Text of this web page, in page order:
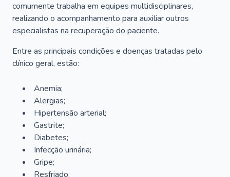
comumente trabalha em equipes multidisciplinares,
realizando o acompanhamento para auxiliar outros
especialistas na recuperação do paciente.
Entre as principais condições e doenças tratadas pelo
clínico geral, estão:
Anemia;
Alergias;
Hipertensão arterial;
Gastrite;
Diabetes;
Infecção urinária;
Gripe;
Resfriado;